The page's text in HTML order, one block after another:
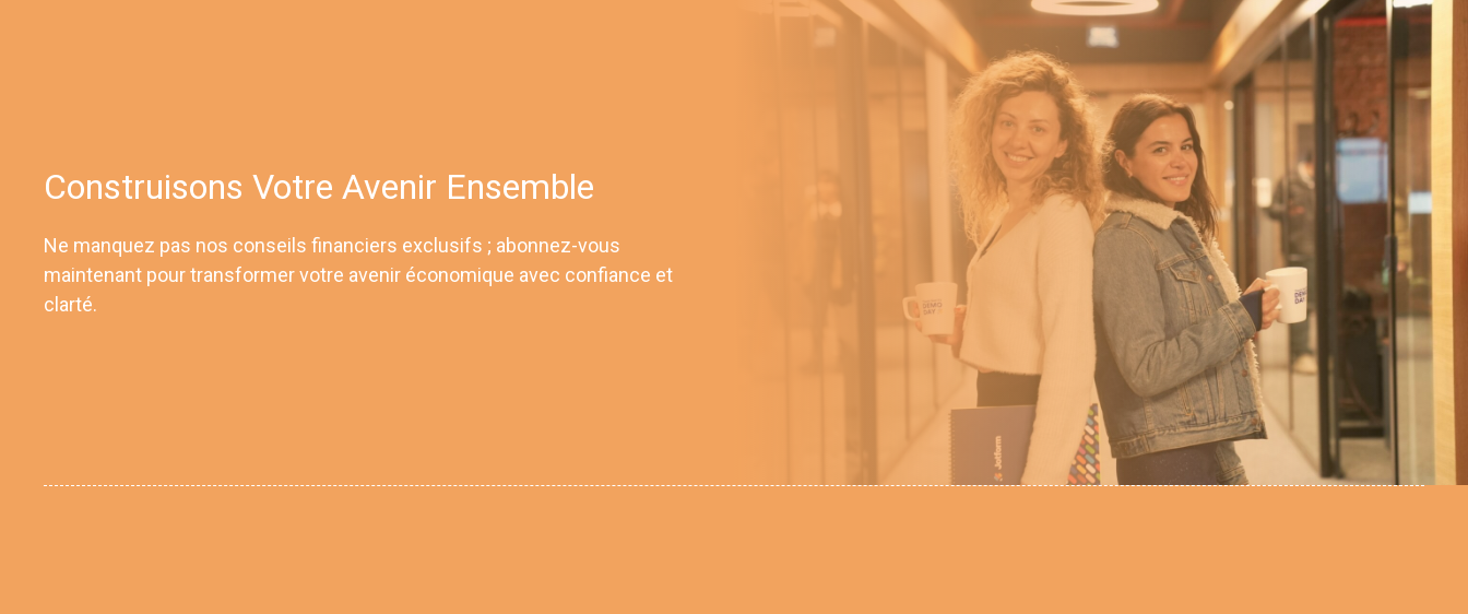
Construisons Votre Avenir Ensemble
Ne manquez pas nos conseils financiers exclusifs ; abonnez-vous
maintenant pour transformer votre avenir économique avec confiance et
clarté.